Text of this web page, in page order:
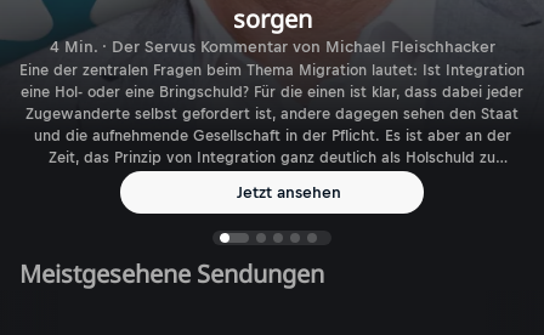
sorgen
4 Min. · Der Servus Kommentar von Michael Fleischhacker
Eine der zentralen Fragen beim Thema Migration lautet: Ist Integration
eine Hol- oder eine Bringschuld? Für die einen ist klar, dass dabei jeder
Zugewanderte selbst gefordert ist, andere dagegen sehen den Staat
und die aufnehmende Gesellschaft in der Pflicht. Es ist aber an der
Zeit, das Prinzip von Integration ganz deutlich als Holschuld zu
Jetzt ansehen
Meistgesehene Sendungen